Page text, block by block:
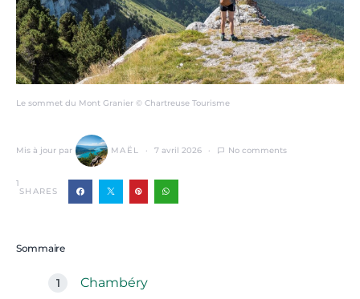
Le sommet du Mont Granier © Chartreuse Tourisme
Mis à jour par MAËL 7 avril 2026 No comments
1
SHARES
Sommaire
Chambéry